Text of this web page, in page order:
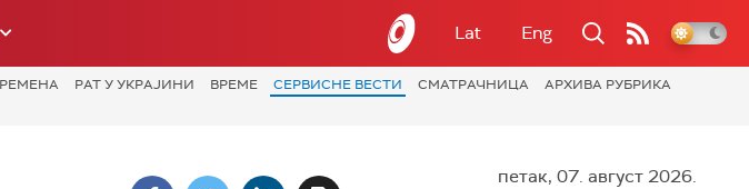
Lat Eng
РАТ У УКРАЈИНИ ВРЕМЕ СЕРВИСНЕ ВЕСТИ СМАТРАЧНИЦА
АРХИВА РУБРИКА
петак, 07. август 2026.